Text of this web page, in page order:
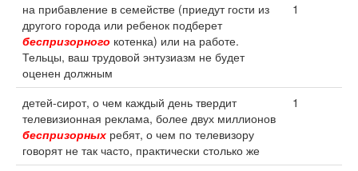
на прибавление в семействе (приедут гости из
другого города или ребенок подберет
беспризорного котенка) или на работе.
Тельцы, ваш трудовой энтузиазм не будет
оценен должным
1
детей-сирот, о чем каждый день твердит
телевизионная реклама, более двух миллионов
беспризорных ребят, о чем по телевизору
говорят не так часто, практически столько же
1